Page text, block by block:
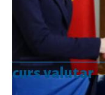
curs valutar